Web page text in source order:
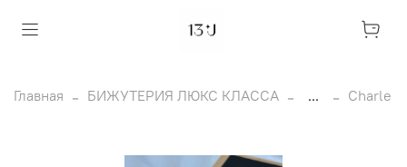
Главная БИЖУТЕРИЯ ЛЮКС КЛАССА ... Charle